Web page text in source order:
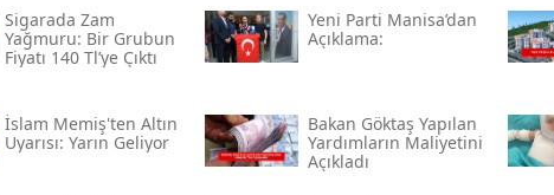
Sigarada Zam
Yağmuru: Bir Grubun
Fiyatı 140 Tl’ye Çıktı
Yeni̇ Parti Manisa’dan
Açıklama:
İslam Memiş'ten Altın
Uyarısı: Yarın Geliyor
Bakan Göktaş Yapılan
Yardımların Maliyetini
Açıkladı